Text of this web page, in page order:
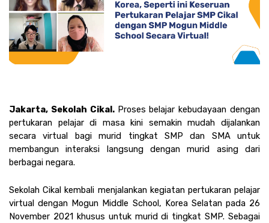
Jakarta, Sekolah Cikal. Proses belajar kebudayaan dengan
pertukaran pelajar di masa kini semakin mudah dijalankan
secara virtual bagi murid tingkat SMP dan SMA untuk
membangun interaksi langsung dengan murid asing dari
berbagai negara.
Sekolah Cikal kembali menjalankan kegiatan pertukaran pelajar
virtual dengan Mogun Middle School, Korea Selatan pada 26
November 2021 khusus untuk murid di tingkat SMP. Sebagai